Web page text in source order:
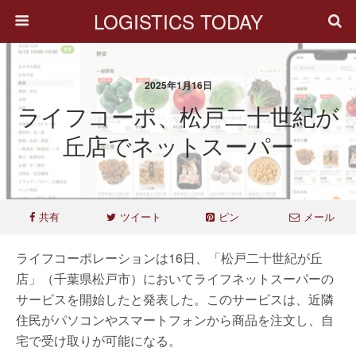
LOGISTICS TODAY
2025年1月16日
ライフコーポ、松戸二十世紀が
丘店でネットスーパー
共有 ツイート ピン メール
ライフコーポレーションは16日、「松戸二十世紀が丘
店」（千葉県松戸市）においてライフネットスーパーの
サービスを開始したと発表した。このサービスは、近隣
住民がパソコンやスマートフォンから商品を注文し、自
宅で受け取りが可能になる。